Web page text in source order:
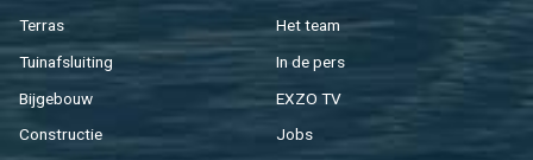
Ter­ras
Tuin­af­slui­ting
Bij­ge­bouw
Con­struc­tie
Het team
In de pers
EXZO TV
Jobs